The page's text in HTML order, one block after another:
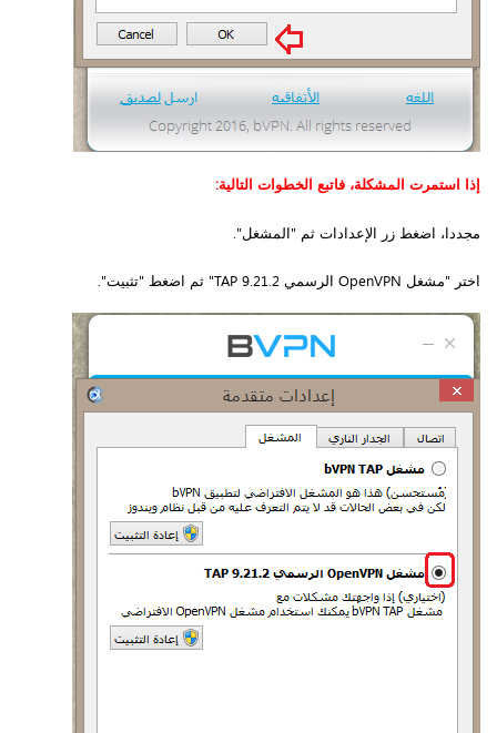
إذا استمرت المشكلة، فاتبع الخطوات التالية:
مجددا، اضغط زر الإعدادات ثم "المشغل".
اختر "مشغل OpenVPN الرسمي TAP 9.21.2" ثم اضغط "تثبيت".